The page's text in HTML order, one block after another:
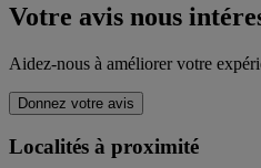
Votre avis nous
Aidez-nous à améliorer votre
Donnez votre avis
Localités à proximité